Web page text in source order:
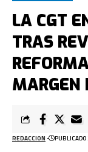
LA CGT
TRAS
MARGEN
REDACCION